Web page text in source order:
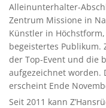
Alleinunterhalter-
Zentrum Missione in
Künstler in
begeistertes Publikum.
der Top-Event und die
aufgezeichnet worden.
erscheint Ende
Seit 2011 kann